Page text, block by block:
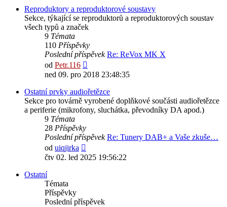
Reproduktory a reproduktorové soustavy
Sekce, týkající se reproduktorů a reproduktorových soustav
všech typů a značek
9 Témata
110 Příspěvky
Poslední příspěvek Re: ReVox MK X
od Petr.116
poslední
ned 09. pro 2018 23:48:35
Ostatní prvky audiořetězce
Sekce pro továrně vyrobené doplňkové součásti audiořetězce
a periferie (mikrofony, sluchátka, převodníky DA apod.)
9 Témata
28 Příspěvky
Poslední příspěvek Re: Tunery DAB+ a Vaše zkuše…
od uiqjirka
poslední
čtv 02. led 2025 19:56:22
Ostatní
Témata
Příspěvky
Poslední příspěvek